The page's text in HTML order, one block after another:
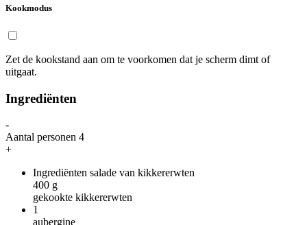
Kookmodus
Zet de kookstand aan om te voorkomen dat je scherm dimt of
uitgaat.
Ingrediënten
-
Aantal personen 4
+
Ingrediënten salade van kikkererwten
400 g
gekookte kikkererwten
1
aubergine